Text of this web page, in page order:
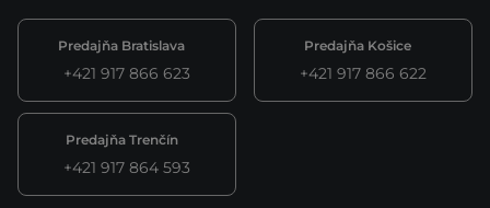
Predajňa Bratislava
+421 917 866 623
Predajňa Košice
+421 917 866 622
Predajňa Trenčín
+421 917 864 593